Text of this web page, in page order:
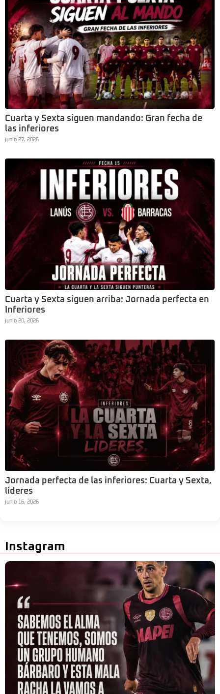
Cuarta y Sexta siguen mandando: Gran fecha de
las inferiores
junio 27, 2026
Cuarta y Sexta siguen arriba: Jornada perfecta en
Inferiores
junio 20, 2026
Jornada perfecta de las inferiores: Cuarta y Sexta,
líderes
junio 16, 2026
Instagram